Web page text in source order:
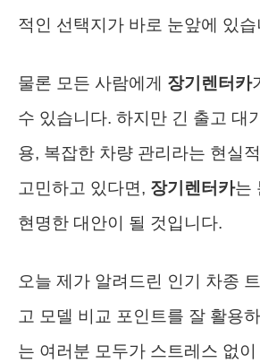
적인 선택지가 바로 눈앞에 있습
물론 모든 사람에게 장기렌터카
수 있습니다. 하지만 긴 출고 대
용, 복잡한 차량 관리라는 현실
고민하고 있다면, 장기렌터카는
현명한 대안이 될 것입니다.
오늘 제가 알려드린 인기 차종
고 모델 비교 포인트를 잘 활용
는 여러분 모두가 스트레스 없